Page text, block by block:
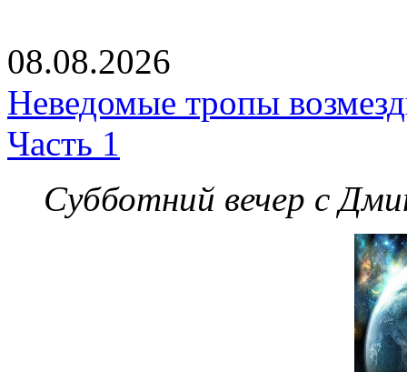
08.08.2026
Неведомые тропы
Часть 1
Субботний вечер с